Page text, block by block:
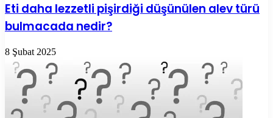
Eti daha lezzetli pişirdiği düşünülen alev türü
bulmacada nedir?
8 Şubat 2025